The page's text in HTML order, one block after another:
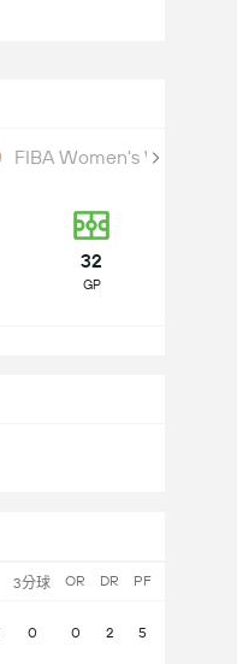
FIBA Women's World
32
GP
3分球 OR DR PF
0 0 2 5